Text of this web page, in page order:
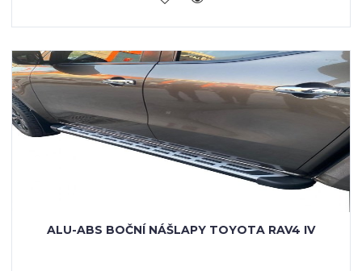
ALU-ABS BOČNÍ NÁŠLAPY TOYOTA RAV4 IV